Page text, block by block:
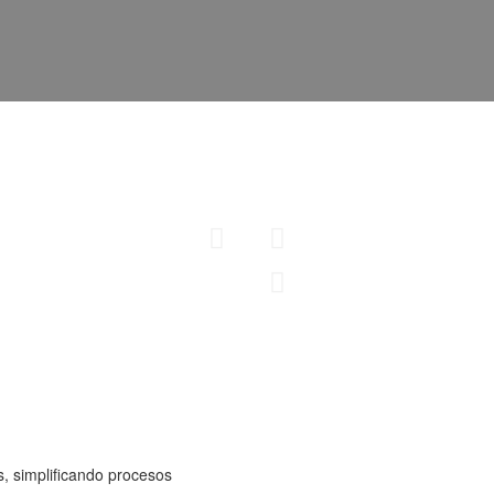
tipo y diferentes usos
simplificando procesos